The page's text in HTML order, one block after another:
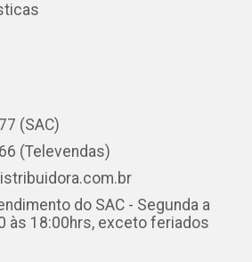
(SAC)
(Televendas)
do SAC - Segunda a
às 18:00hrs, exceto feriados